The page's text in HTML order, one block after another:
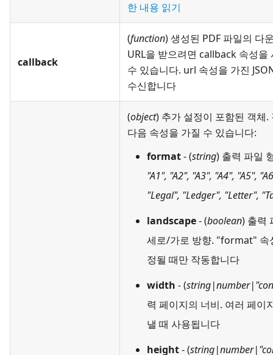
한 내용 읽기
callback
(function) 생성된 PDF 파일의 다
URL을 받으려면 callback 속성을
수 있습니다. url 속성을 가진
수신합니다
(object) 추가 설정이 포함된 객체.
다음 속성을 가질 수 있습니다:
format- (string) 출력 파일
"A1", "A2", "A3", "A4", "A5",
"Legal", "Ledger", "Letter",
landscape- (boolean) 출력
세로/가로 방향. "format" 속
정될 때만 작동합니다
width - (
력 페이지의 너비. 여러 페이
낼 때 사용됩니다
height- (